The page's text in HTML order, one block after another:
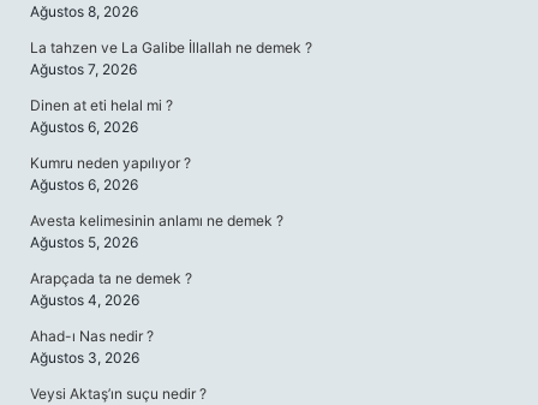
Ağustos 8, 2026
La tahzen ve La Galibe İllallah ne demek ?
Ağustos 7, 2026
Dinen at eti helal mi ?
Ağustos 6, 2026
Kumru neden yapılıyor ?
Ağustos 6, 2026
Avesta kelimesinin anlamı ne demek ?
Ağustos 5, 2026
Arapçada ta ne demek ?
Ağustos 4, 2026
Ahad-ı Nas nedir ?
Ağustos 3, 2026
Veysi Aktaş’ın suçu nedir ?